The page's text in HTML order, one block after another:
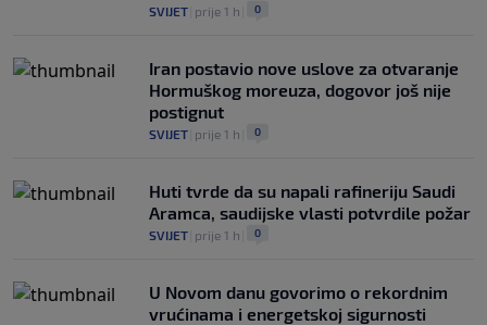
SVIJET prije 1 h 0
Iran postavio nove uslove za otvaranje
Hormuškog moreuza, dogovor još nije
postignut
SVIJET prije 1 h 0
Huti tvrde da su napali rafineriju Saudi
Aramca, saudijske vlasti potvrdile požar
SVIJET prije 1 h 0
U Novom danu govorimo o rekordnim
vrućinama i energetskoj sigurnosti